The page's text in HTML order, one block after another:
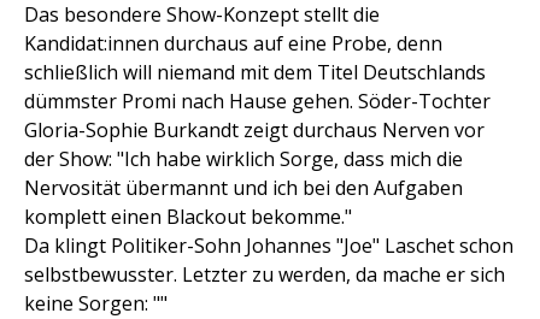
Das besondere Show-Konzept stellt die
Kandidat:innen durchaus auf eine Probe, denn
schließlich will niemand mit dem Titel Deutschlands
dümmster Promi nach Hause gehen. Söder-Tochter
Gloria-Sophie Burkandt zeigt durchaus Nerven vor
der Show: "Ich habe wirklich Sorge, dass mich die
Nervosität übermannt und ich bei den Aufgaben
komplett einen Blackout bekomme."
Da klingt Politiker-Sohn Johannes "Joe" Laschet schon
selbstbewusster. Letzter zu werden, da mache er sich
keine Sorgen: ""